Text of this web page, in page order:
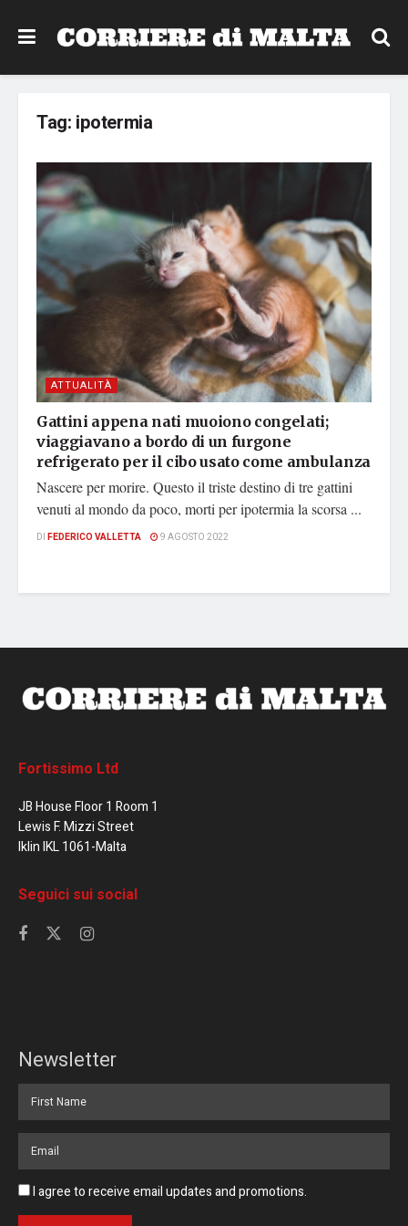
Tag: ipotermia
ATTUALITÀ
Gattini appena nati muoiono congelati;
viaggiavano a bordo di un furgone
refrigerato per il cibo usato come ambulanza
Nascere per morire. Questo il triste destino di tre gattini
venuti al mondo da poco, morti per ipotermia la scorsa ...
DI FEDERICO VALLETTA 9 AGOSTO 2022
Fortissimo Ltd
JB House Floor 1 Room 1
Lewis F. Mizzi Street
Iklin IKL 1061-Malta
Seguici sui social
Newsletter
I agree to receive email updates and promotions.